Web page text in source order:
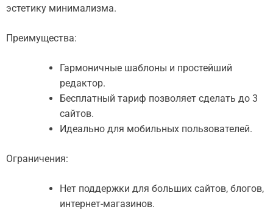
эстетику минимализма.
Преимущества:
Гармоничные шаблоны и простейший
редактор.
Бесплатный тариф позволяет сделать до 3
сайтов.
Идеально для мобильных пользователей.
Ограничения:
Нет поддержки для больших сайтов, блогов,
интернет-магазинов.